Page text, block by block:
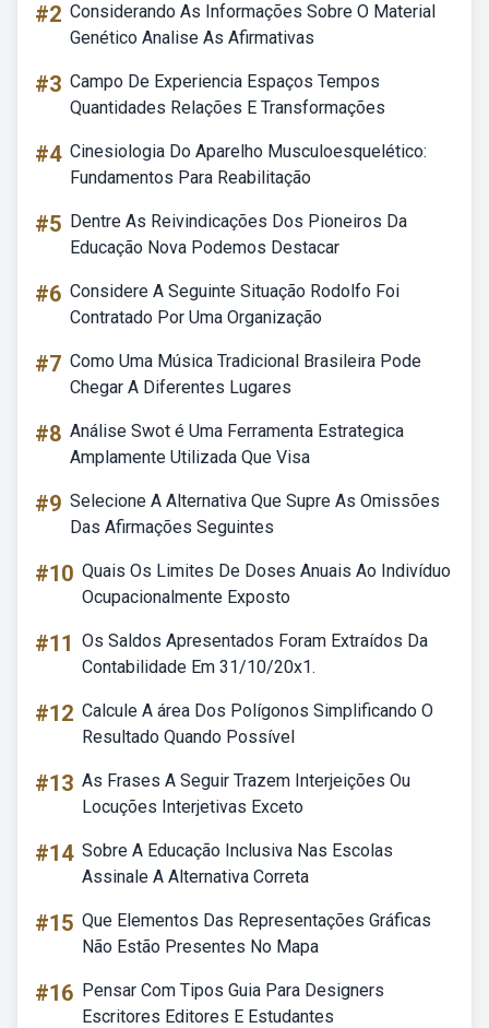
#2 Considerando As Informações Sobre O Material
Genético Analise As Afirmativas
#3 Campo De Experiencia Espaços Tempos
Quantidades Relações E Transformações
#4 Cinesiologia Do Aparelho Musculoesquelético:
Fundamentos Para Reabilitação
#5 Dentre As Reivindicações Dos Pioneiros Da
Educação Nova Podemos Destacar
#6 Considere A Seguinte Situação Rodolfo Foi
Contratado Por Uma Organização
#7 Como Uma Música Tradicional Brasileira Pode
Chegar A Diferentes Lugares
#8 Análise Swot é Uma Ferramenta Estrategica
Amplamente Utilizada Que Visa
#9 Selecione A Alternativa Que Supre As Omissões
Das Afirmações Seguintes
#10 Quais Os Limites De Doses Anuais Ao Indivíduo
Ocupacionalmente Exposto
#11 Os Saldos Apresentados Foram Extraídos Da
Contabilidade Em 31/10/20x1.
#12 Calcule A área Dos Polígonos Simplificando O
Resultado Quando Possível
#13 As Frases A Seguir Trazem Interjeições Ou
Locuções Interjetivas Exceto
#14 Sobre A Educação Inclusiva Nas Escolas
Assinale A Alternativa Correta
#15 Que Elementos Das Representações Gráficas
Não Estão Presentes No Mapa
#16 Pensar Com Tipos Guia Para Designers
Escritores Editores E Estudantes